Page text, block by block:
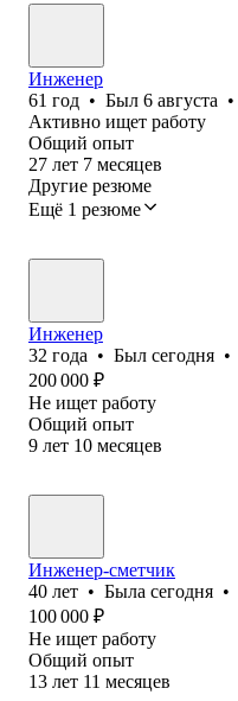
Инженер
61 год • Был 6 августа •
Активно ищет работу
Общий опыт
27 лет 7 месяцев
Другие резюме
Ещё 1 резюме
Инженер
32 года • Был сегодня •
200 000 ₽
Не ищет работу
Общий опыт
9 лет 10 месяцев
Инженер-сметчик
40 лет • Была сегодня •
100 000 ₽
Не ищет работу
Общий опыт
13 лет 11 месяцев